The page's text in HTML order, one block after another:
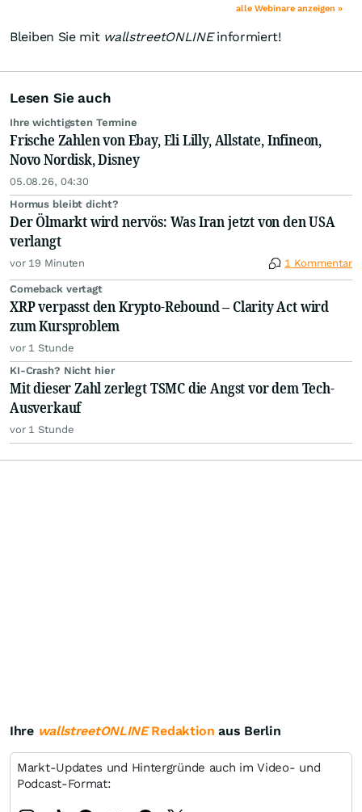
alle Webinare anzeigen »
Bleiben Sie mit wallstreetONLINEinformiert!
Lesen Sie auch
Ihre wichtigsten Termine
Frische Zahlen von Ebay, Eli Lilly, Allstate, Infineon,
Novo Nordisk, Disney
05.08.26, 04:30
Hormus bleibt dicht?
Der Ölmarkt wird nervös: Was Iran jetzt von den USA
verlangt
vor 19 Minuten 1 Kommentar
Comeback vertagt
XRP verpasst den Krypto-Rebound – Clarity Act wird
zum Kursproblem
vor 1 Stunde
KI-Crash? Nicht hier
Mit dieser Zahl zerlegt TSMC die Angst vor dem Tech-
Ausverkauf
vor 1 Stunde
Ihre wallstreetONLINERedaktion aus Berlin
Markt-Updates und Hintergründe auch im Video- und
Podcast-Format: